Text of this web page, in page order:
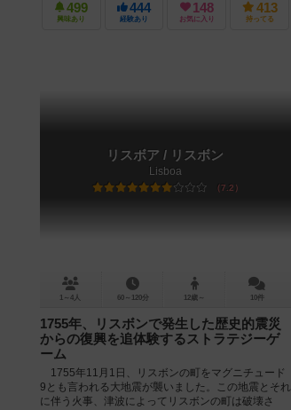
499
興味あり
444
経験あり
148
お気に入り
413
持ってる
リスボア / リスボン
Lisboa
7.2
1～4人 60～120分 12歳～ 10件
1755年、リスボンで発生した歴史的震災
からの復興を追体験するストラテジーゲ
ーム
1755年11月1日、リスボンの町をマグニチュード
9とも言われる大地震が襲いました。この地震とそれ
に伴う火事、津波によってリスボンの町は破壊さ